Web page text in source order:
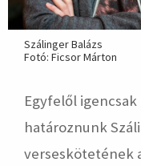
Szálinger Balázs
Fotó: Ficsor Márton
Egyfelől
határoznunk
verseskötetének